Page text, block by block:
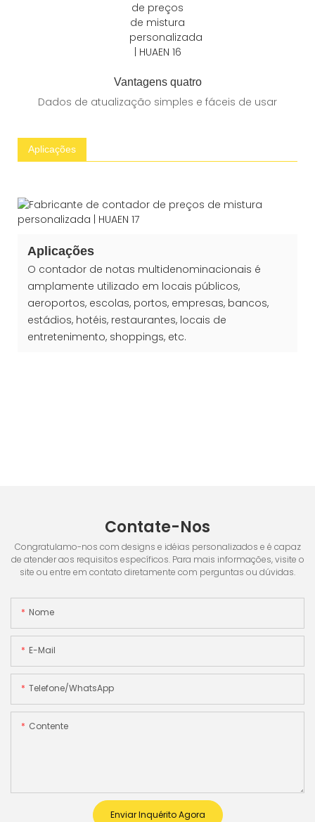
Vantagens quatro
Dados de atualização simples e fáceis de usar
Aplicações
Aplicações
O contador de notas multidenominacionais é
amplamente utilizado em locais públicos,
aeroportos, escolas, portos, empresas, bancos,
estádios, hotéis, restaurantes, locais de
entretenimento, shoppings, etc.
Contate-Nos
Congratulamo-nos com designs e idéias personalizados e é capaz
de atender aos requisitos específicos. Para mais informações, visite o
site ou entre em contato diretamente com perguntas ou dúvidas.
Nome
E-Mail
Telefone/WhatsApp
Contente
Enviar Inquérito Agora